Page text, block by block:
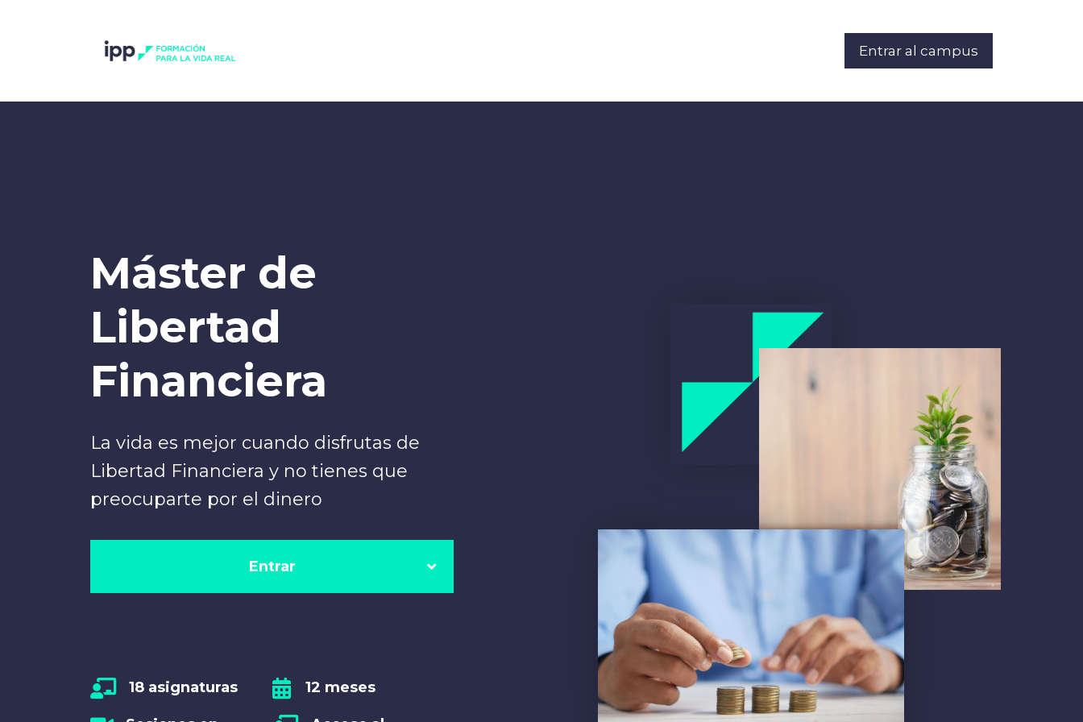
Entrar al campus
Máster de
Libertad
Financiera
La vida es mejor cuando disfrutas de
Libertad Financiera y no tienes que
preocuparte por el dinero
Entrar
18 asignaturas 12 meses